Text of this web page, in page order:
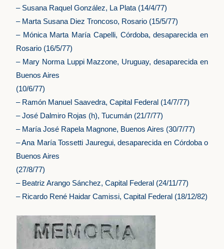
– Susana Raquel González, La Plata (14/4/77)
– Marta Susana Diez Troncoso, Rosario (15/5/77)
– Mónica Marta María Capelli, Córdoba, desaparecida en
Rosario (16/5/77)
– Mary Norma Luppi Mazzone, Uruguay, desaparecida en
Buenos Aires
(10/6/77)
– Ramón Manuel Saavedra, Capital Federal (14/7/77)
– José Dalmiro Rojas (h), Tucumán (21/7/77)
– María José Rapela Magnone, Buenos Aires (30/7/77)
– Ana María Tossetti Jauregui, desaparecida en Córdoba o
Buenos Aires
(27/8/77)
– Beatriz Arango Sánchez, Capital Federal (24/11/77)
– Ricardo René Haidar Camissi, Capital Federal (18/12/82)